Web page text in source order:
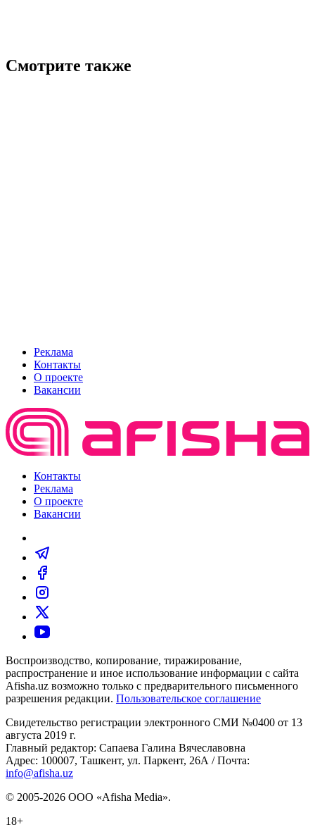
Смотрите также
Реклама
Контакты
О проекте
Вакансии
Контакты
Реклама
О проекте
Вакансии
Воспроизводство, копирование, тиражирование,
распространение и иное использование информации с сайта
Afisha.uz возможно только с предварительного письменного
разрешения редакции. Пользовательское соглашение
Свидетельство регистрации электронного СМИ №0400 от 13
августа 2019 г.
Главный редактор: Сапаева Галина Вячеславовна
Адрес: 100007, Ташкент, ул. Паркент, 26А / Почта:
info@afisha.uz
© 2005-2026 ООО «Afisha Media».
18+